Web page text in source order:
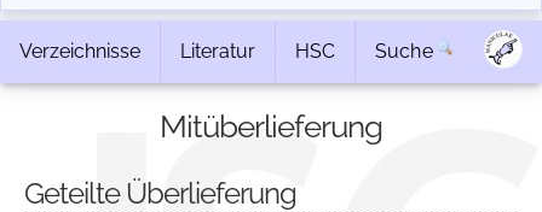
Verzeichnisse Literatur HSC Suche
Mitüberlieferung
Geteilte Überlieferung